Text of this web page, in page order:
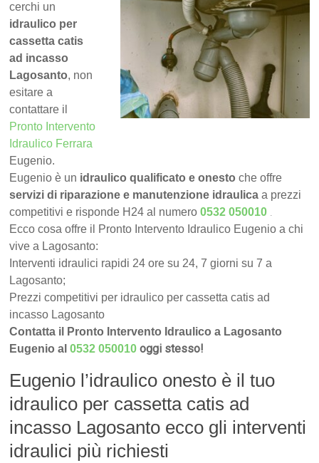
cerchi un
idraulico per
cassetta catis
ad incasso
Lagosanto, non
esitare a
contattare il
Pronto Intervento
Idraulico Ferrara
Eugenio.
Eugenio è un idraulico qualificato e onesto che offre
servizi di riparazione e manutenzione idraulica a prezzi
competitivi e risponde H24 al numero0532 050010 .
Ecco cosa offre il Pronto Intervento Idraulico Eugenio a chi
vive a Lagosanto:
Interventi idraulici rapidi 24 ore su 24, 7 giorni su 7 a
Lagosanto;
Prezzi competitivi per idraulico per cassetta catis ad
incasso Lagosanto
Contatta il Pronto Intervento Idraulico a Lagosanto
Eugenio al0532 050010 oggi stesso!
Eugenio l’idraulico onesto è il tuo
idraulico per cassetta catis ad
incasso Lagosanto ecco gli interventi
idraulici più richiesti